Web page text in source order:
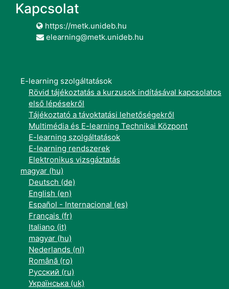
Kapcsolat
https://metk.unideb.hu
elearning@metk.unideb.hu
E-learning szolgáltatások
Rövid tájékoztatás a kurzusok indításával kapcsolatos
első lépésekről
Tájékoztató a távoktatási lehetőségekről
Multimédia és E-learning Technikai Központ
E-learning szolgáltatások
E-learning rendszerek
Elektronikus vizsgáztatás
magyar ‎(hu)‎
Deutsch ‎(de)‎
English ‎(en)‎
Español - Internacional ‎(es)‎
Français ‎(fr)‎
Italiano ‎(it)‎
magyar ‎(hu)‎
Nederlands ‎(nl)‎
Română ‎(ro)‎
Русский ‎(ru)‎
Українська ‎(uk)‎